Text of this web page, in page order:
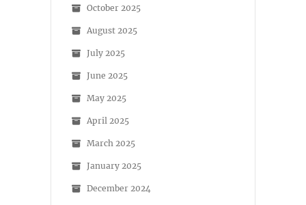
October 2025
August 2025
July 2025
June 2025
May 2025
April 2025
March 2025
January 2025
December 2024